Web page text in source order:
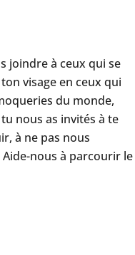
joindre à ceux qui se
visage en ceux qui
du monde,
nous as invités à te
à ne pas nous
nous à parcourir le